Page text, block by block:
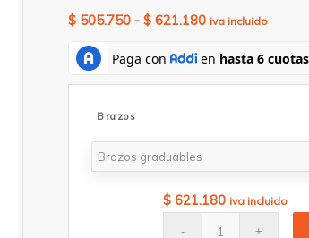
$505.750 - $621.180Rango
precios:
desde
iva incluido
Brazos
$621.180 iva incluido